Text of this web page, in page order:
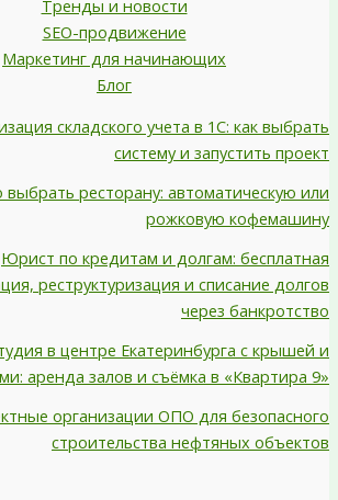
Тренды и новости
SEO-продвижение
Маркетинг для начинающих
Блог
складского учета в 1С: как выбрать
систему и запустить проект
выбрать ресторану: автоматическую или
рожковую кофемашину
Юрист по кредитам и долгам: бесплатная
реструктуризация и списание долгов
через банкротство
в центре Екатеринбурга с крышей и
аренда залов и съёмка в «Квартира 9»
организации ОПО для безопасного
строительства нефтяных объектов